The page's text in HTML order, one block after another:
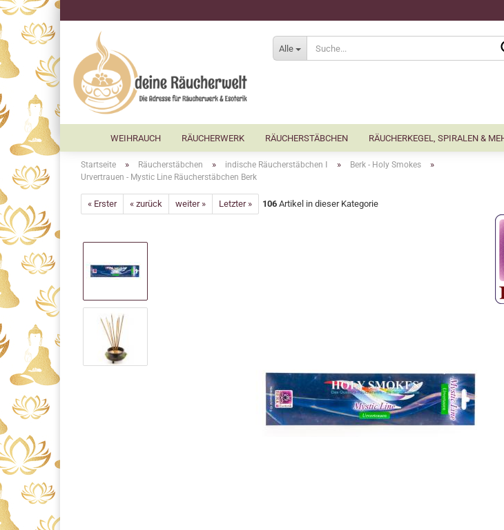
Alle
WEIHRAUCH RÄUCHERWERK RÄUCHERSTÄBCHEN RÄUCHERKEGEL, SPIRALEN &
Startseite » Räucherstäbchen » indische Räucherstäbchen Ⅰ » Berk - Holy Smokes »
Urvertrauen - Mystic Line Räucherstäbchen Berk
« Erster « zurück weiter » Letzter » 106 Artikel in dieser Kategorie